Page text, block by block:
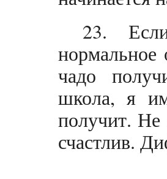
23.
нормальное
чадо
школа, я
получит. Не
счастлив.